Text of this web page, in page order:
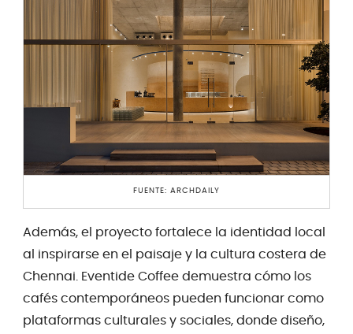
FUENTE: ARCHDAILY
Además, el proyecto fortalece la identidad local
al inspirarse en el paisaje y la cultura costera de
Chennai. Eventide Coffee demuestra cómo los
cafés contemporáneos pueden funcionar como
plataformas culturales y sociales, donde diseño,